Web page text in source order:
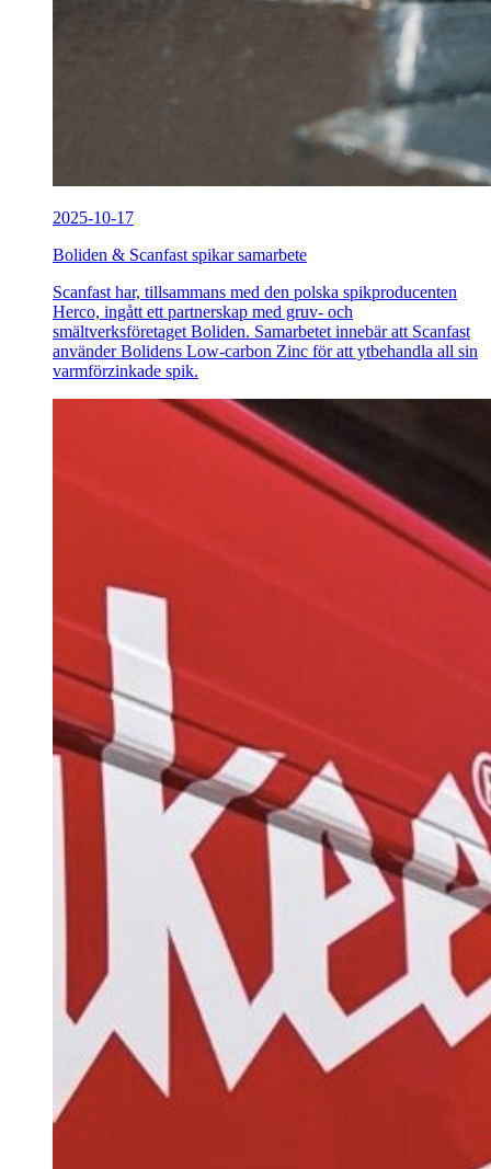
2025-10-17
Boliden & Scanfast spikar samarbete
Scanfast har, tillsammans med den polska spikproducenten
Herco, ingått ett partnerskap med gruv- och
smältverksföretaget Boliden. Samarbetet innebär att Scanfast
använder Bolidens Low-carbon Zinc för att ytbehandla all sin
varmförzinkade spik.